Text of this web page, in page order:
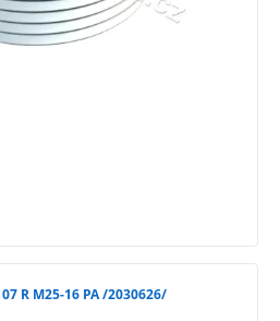
redukce OBO 107 R M25-16 PA /2030626/